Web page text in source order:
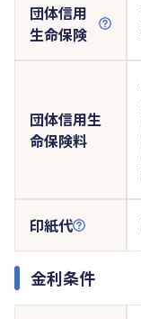
団体信用
生命保険
団体信用生
命保険料
印紙代
金利条件